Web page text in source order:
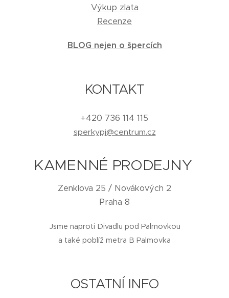
Výkup zlata
Recenze
BLOG nejen o špercích
KONTAKT
+420 736 114 115
sperkypj@centrum.cz
KAMENNÉ PRODEJNY
Zenklova 25 / Novákových 2
Praha 8
Jsme naproti Divadlu pod Palmovkou
a také poblíž metra B Palmovka
OSTATNÍ INFO